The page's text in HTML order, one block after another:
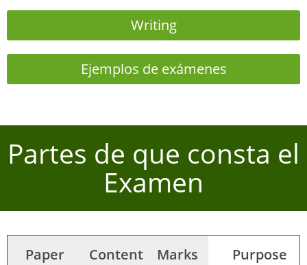
Writing
Ejemplos de exámenes
Partes de que consta el
Examen
Paper Content
Marks
Purpose